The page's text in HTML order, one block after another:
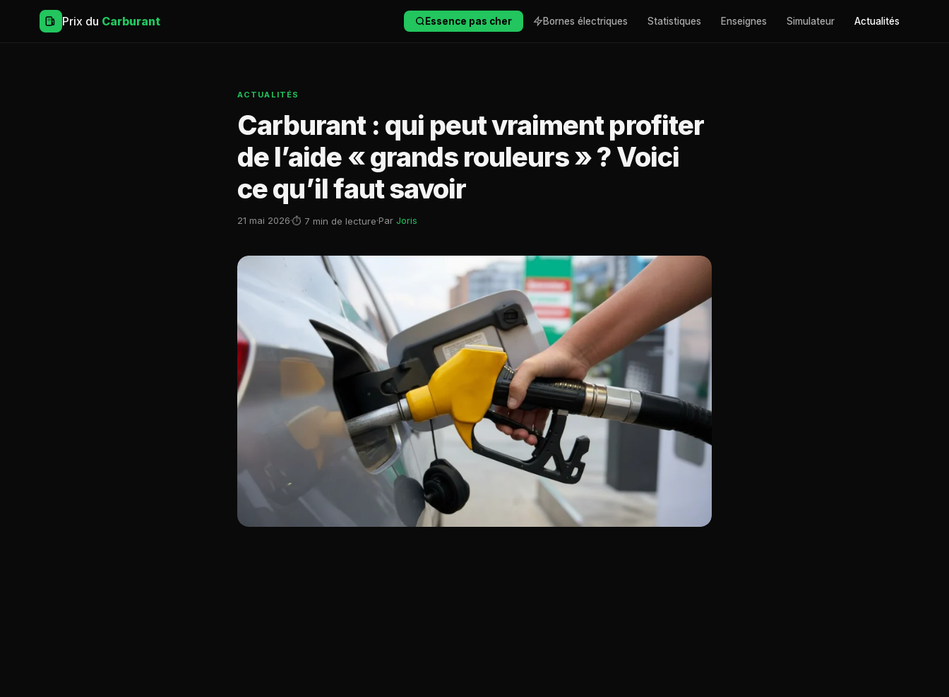
Prix du Carburant Essence pas cher Bornes électriques Statistiques Enseignes Simulateur Actualités
ACTUALITÉS
Carburant : qui peut vraiment profiter
de l’aide « grands rouleurs » ? Voici
ce qu’il faut savoir
21 mai 2026·⏱ 7 min de lecture·Par Joris